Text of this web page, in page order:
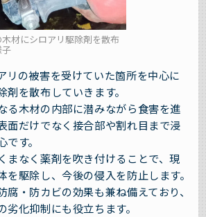
材にシロアリ駆除剤を散布
子
リの被害を受けていた箇所を中心に
を散布していきます。
る木材の内部に潜みながら食害を進
面だけでなく接合部や割れ目まで浸
す。
まなく薬剤を吹き付けることで、現
を駆除し、今後の侵入を防止します。
腐・防カビの効果も兼ね備えており、
化抑制にも役立ちます。